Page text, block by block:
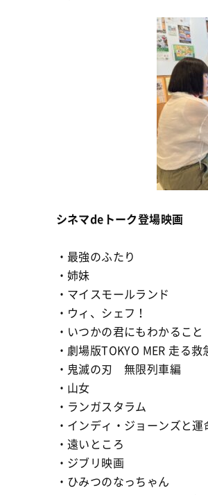
シネマdeトーク登場映画
・最強のふたり
・姉妹
・マイスモールランド
・ウィ、シェフ！
・いつかの君にもわかること
・劇場版TOKYO MER 走る救
・鬼滅の刃 無限列車編
・山女
・ランガスタラム
・インディ・ジョーンズと
・遠いところ
・ジブリ映画
・ひみつのなっちゃん